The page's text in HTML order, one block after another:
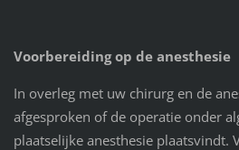
Voorbereiding op de anesthesie
In overleg met uw chirurg en de
afgesproken of de operatie onder
plaatselijke anesthesie plaatsvindt.